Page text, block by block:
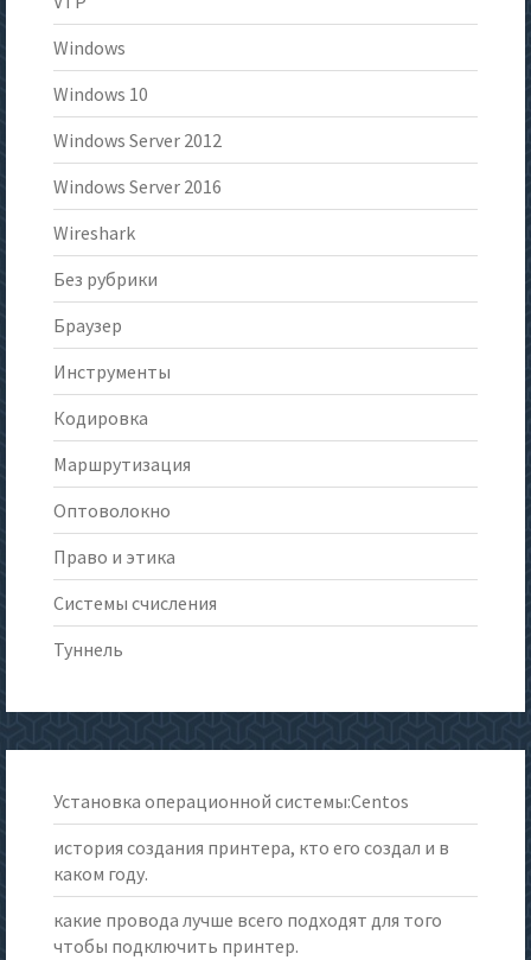
Windows
Windows 10
Windows Server 2012
Windows Server 2016
Wireshark
Без рубрики
Браузер
Инструменты
Кодировка
Маршрутизация
Оптоволокно
Право и этика
Системы счисления
Туннель
Установка операционной системы:Centos
история создания принтера, кто его создал и в
каком году.
какие провода лучше всего подходят для того
чтобы подключить принтер.